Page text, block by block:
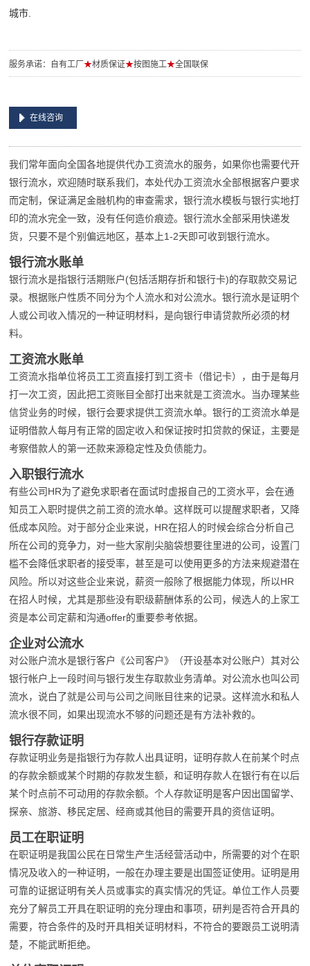
城市.
服务承诺：自有工厂★材质保证★按图施工★全国联保
在线咨询
我们常年面向全国各地提供代办工资流水的服务，如果你也需要代开
银行流水，欢迎随时联系我们，本处代办工资流水全部根据客户要求
而定制，保证满足金融机构的审查需求，银行流水模板与银行实地打
印的流水完全一致，没有任何造价痕迹。银行流水全部采用快递发
货，只要不是个别偏远地区，基本上1-2天即可收到银行流水。
银行流水账单
银行流水是指银行活期账户(包括活期存折和银行卡)的存取款交易记
录。根据账户性质不同分为个人流水和对公流水。银行流水是证明个
人或公司收入情况的一种证明材料，是向银行申请贷款所必须的材
料。
工资流水账单
工资流水指单位将员工工资直接打到工资卡（借记卡），由于是每月
打一次工资，因此把工资账目全部打出来就是工资流水。当办理某些
信贷业务的时候，银行会要求提供工资流水单。银行的工资流水单是
证明借款人每月有正常的固定收入和保证按时扣贷款的保证，主要是
考察借款人的第一还款来源稳定性及负债能力。
入职银行流水
有些公司HR为了避免求职者在面试时虚报自己的工资水平，会在通
知员工入职时提供之前工资的流水单。这样既可以提醒求职者，又降
低成本风险。对于部分企业来说，HR在招人的时候会综合分析自己
所在公司的竞争力，对一些大家削尖脑袋想要往里进的公司，设置门
槛不会降低求职者的接受率，甚至是可以使用更多的方法来规避潜在
风险。所以对这些企业来说，薪资一般除了根据能力体现，所以HR
在招人时候，尤其是那些没有职级薪酬体系的公司，候选人的上家工
资是本公司定薪和沟通offer的重要参考依据。
企业对公流水
对公账户流水是银行客户《公司客户》（开设基本对公账户）其对公
银行帐户上一段时间与银行发生存取款业务清单。对公流水也叫公司
流水，说白了就是公司与公司之间账目往来的记录。这样流水和私人
流水很不同，如果出现流水不够的问题还是有方法补救的。
银行存款证明
存款证明业务是指银行为存款人出具证明，证明存款人在前某个时点
的存款余额或某个时期的存款发生额，和证明存款人在银行有在以后
某个时点前不可动用的存款余额。个人存款证明是客户因出国留学、
探亲、旅游、移民定居、经商或其他目的需要开具的资信证明。
员工在职证明
在职证明是我国公民在日常生产生活经营活动中，所需要的对个在职
情况及收入的一种证明，一般在办理主要是出国签证使用。证明是用
可靠的证据证明有关人员或事实的真实情况的凭证。单位工作人员要
充分了解员工开具在职证明的充分理由和事项，研判是否符合开具的
需要，符合条件的及时开具相关证明材料，不符合的要跟员工说明清
楚，不能武断拒绝。